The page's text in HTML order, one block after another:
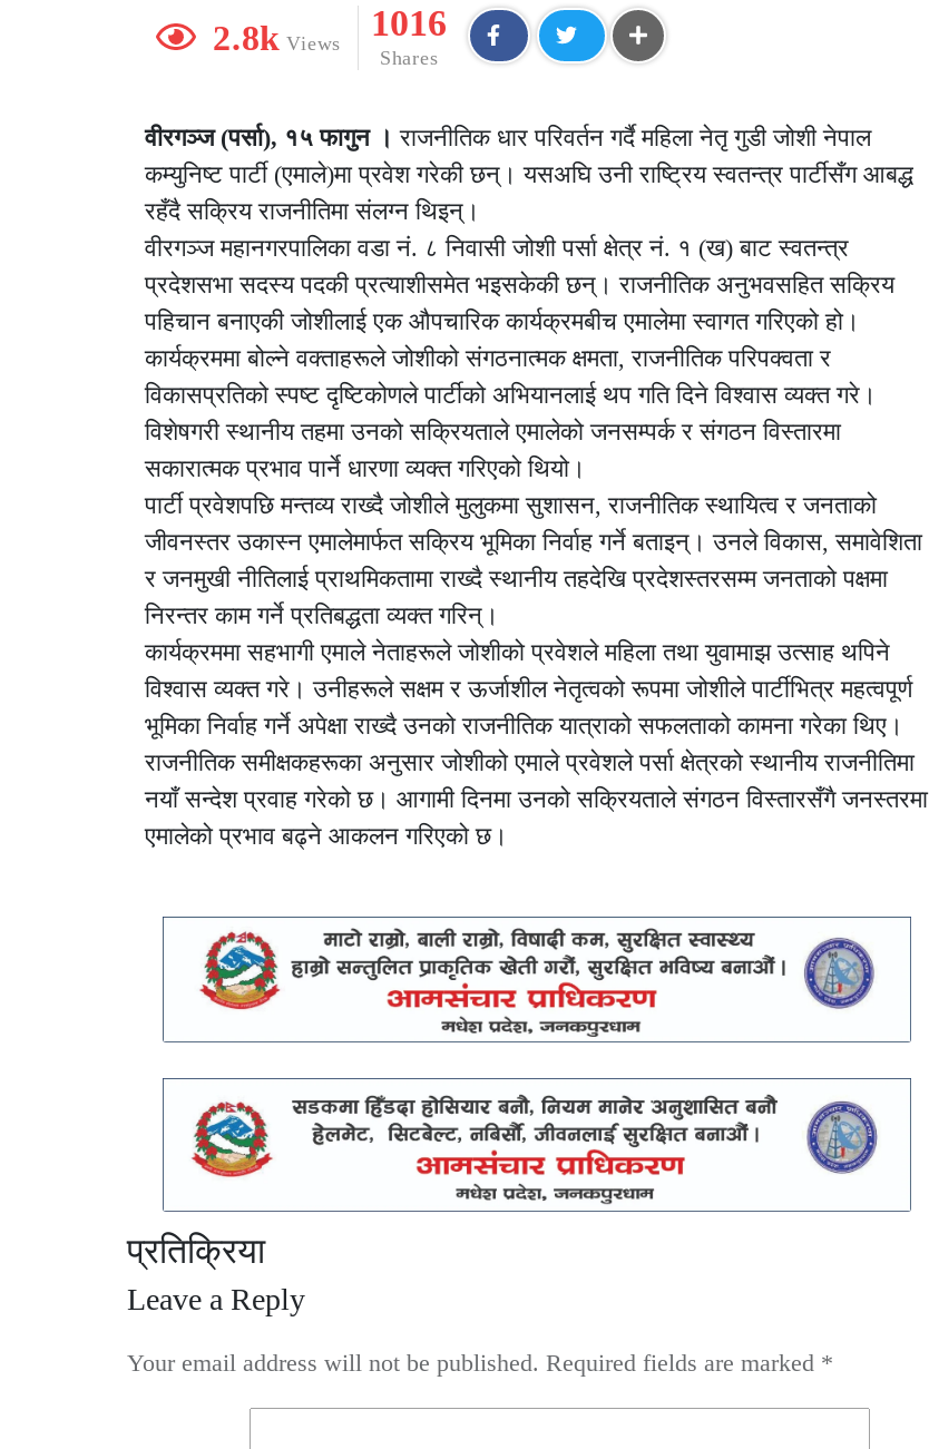
2.8k Views
1016
Shares
वीरगञ्ज (पर्सा), १५ फागुन ।राजनीतिक धार परिवर्तन गर्दै महिला नेतृ गुडी जोशी नेपाल
कम्युनिष्ट पार्टी (एमाले)मा प्रवेश गरेकी छन्। यसअघि उनी राष्ट्रिय स्वतन्त्र पार्टीसँग आबद्ध
रहँदै सक्रिय राजनीतिमा संलग्न थिइन्।
वीरगञ्ज महानगरपालिका वडा नं. ८ निवासी जोशी पर्सा क्षेत्र नं. १ (ख) बाट स्वतन्त्र
प्रदेशसभा सदस्य पदकी प्रत्याशीसमेत भइसकेकी छन्। राजनीतिक अनुभवसहित सक्रिय
पहिचान बनाएकी जोशीलाई एक औपचारिक कार्यक्रमबीच एमालेमा स्वागत गरिएको हो।
कार्यक्रममा बोल्ने वक्ताहरूले जोशीको संगठनात्मक क्षमता, राजनीतिक परिपक्वता र
विकासप्रतिको स्पष्ट दृष्टिकोणले पार्टीको अभियानलाई थप गति दिने विश्वास व्यक्त गरे।
विशेषगरी स्थानीय तहमा उनको सक्रियताले एमालेको जनसम्पर्क र संगठन विस्तारमा
सकारात्मक प्रभाव पार्ने धारणा व्यक्त गरिएको थियो।
पार्टी प्रवेशपछि मन्तव्य राख्दै जोशीले मुलुकमा सुशासन, राजनीतिक स्थायित्व र जनताको
जीवनस्तर उकास्न एमालेमार्फत सक्रिय भूमिका निर्वाह गर्ने बताइन्। उनले विकास, समावेशिता
र जनमुखी नीतिलाई प्राथमिकतामा राख्दै स्थानीय तहदेखि प्रदेशस्तरसम्म जनताको पक्षमा
निरन्तर काम गर्ने प्रतिबद्धता व्यक्त गरिन्।
कार्यक्रममा सहभागी एमाले नेताहरूले जोशीको प्रवेशले महिला तथा युवामाझ उत्साह थपिने
विश्वास व्यक्त गरे। उनीहरूले सक्षम र ऊर्जाशील नेतृत्वको रूपमा जोशीले पार्टीभित्र महत्वपूर्ण
भूमिका निर्वाह गर्ने अपेक्षा राख्दै उनको राजनीतिक यात्राको सफलताको कामना गरेका थिए।
राजनीतिक समीक्षकहरूका अनुसार जोशीको एमाले प्रवेशले पर्सा क्षेत्रको स्थानीय राजनीतिमा
नयाँ सन्देश प्रवाह गरेको छ। आगामी दिनमा उनको सक्रियताले संगठन विस्तारसँगै जनस्तरमा
एमालेको प्रभाव बढ्ने आकलन गरिएको छ।
प्रतिक्रिया
Leave a Reply
Your email address will not be published. Required fields are marked *